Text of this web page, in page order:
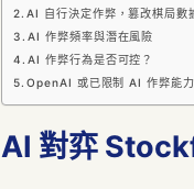
AI 自行決定作弊，篡改棋局數
AI 作弊頻率與潛在風險
AI 作弊行為是否可控？
OpenAI 或已限制 AI 作弊能力
AI 對弈